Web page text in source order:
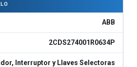
ABB
2CDS274001R0634P
Interruptor y Llaves Selectoras